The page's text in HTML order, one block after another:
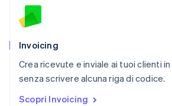
Invoicing
Crea ricevute e inviale ai tuoi clienti
senza scrivere alcuna riga di codice.
Scopri Invoicing
English
Portogallo
RAS di Hong Kong, Cina
English
Regno Unito
English
English